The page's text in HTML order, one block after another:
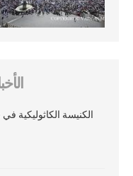
الكنيسة الكاثوليكية في